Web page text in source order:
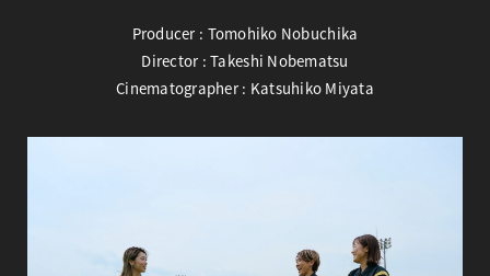
Producer : Tomohiko Nobuchika
Director : Takeshi Nobematsu
Cinematographer : Katsuhiko Miyata